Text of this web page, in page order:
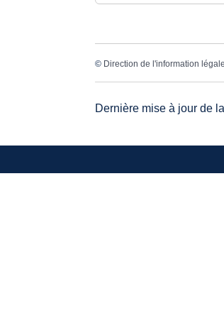
© Direction de l'information
Dernière mise à jour de